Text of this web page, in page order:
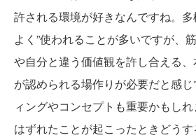
許される環境が好きなんですね。
よく”使われることが多いですが、
や自分と違う価値観を許し合える
が認められる場作りが必要だと感
ィングやコンセプトも重要かもし
はずれたことが起こったときどう